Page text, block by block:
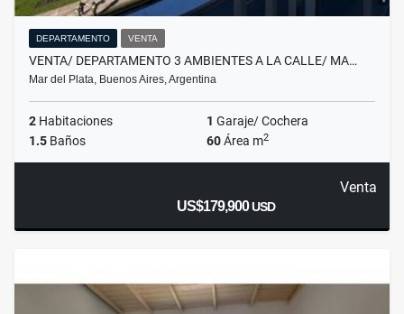
DEPARTAMENTO VENTA
VENTA/ DEPARTAMENTO 3 AMBIENTES A LA CALLE/ MA…
Mar del Plata, Buenos Aires, Argentina
2 Habitaciones 1 Garaje/ Cochera
1.5 Baños 60Área m2
Venta
US$179,900USD